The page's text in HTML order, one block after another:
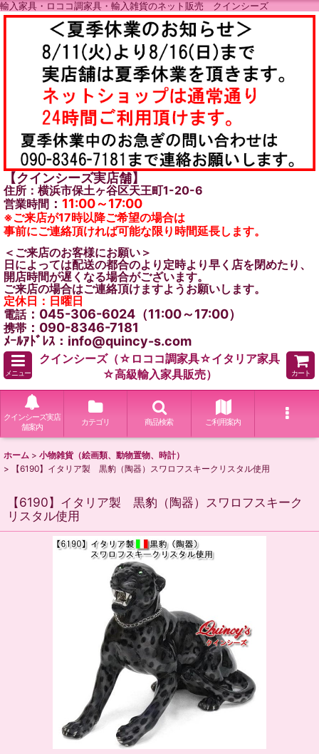
輸入家具・ロココ調家具・輸入雑貨のネット販売 クインシーズ
【クインシーズ実店舗】
住所：横浜市保土ヶ谷区天王町1-20-6
営業時間 ： 11:00～17:00
※ご来店が17時以降ご希望の場合は
事前にご連絡頂ければ可能な限り時間延長します。
＜ご来店のお客様にお願い＞
日によっては配送の都合のより定時より早く店を閉めたり、
開店時間が遅くなる場合がございます。
ご来店の場合はご連絡頂けますようお願いします。
定休日：日曜日
電話：045-306-6024（11:00～17:00）
携帯 ：090-8346-7181
ﾒｰﾙｱﾄﾞﾚｽ：info@quincy-s.com
メニュー
クインシーズ（☆ロココ調家具☆イタリア家具
☆高級輸入家具販売）
カート
クインシーズ実店
舗案内
カテゴリ 商品検索 ご利用案内
ホーム > 小物雑貨（絵画類、動物置物、時計）
>
【6190】イタリア製 黒豹（陶器）スワロフスキークリスタル使用
【6190】イタリア製 黒豹（陶器）スワロフスキーク
リスタル使用